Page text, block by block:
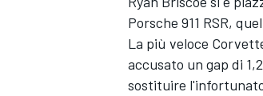
Porsche 911 RSR,
La più veloce
accusato un gap di
sostituire